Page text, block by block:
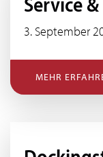
3. September
MEHR